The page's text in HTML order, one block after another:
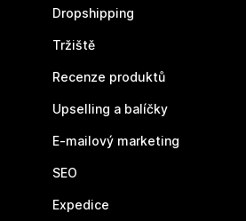
Dropshipping
Tržiště
Recenze produktů
Upselling a balíčky
E-mailový marketing
SEO
Expedice